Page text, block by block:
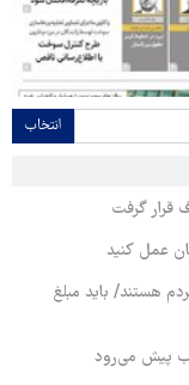
انتخاب
قرار گرفت
عمل کنید
هستند/ باید مبلغ
پیش می‌رود